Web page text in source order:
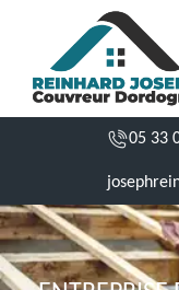
05 33